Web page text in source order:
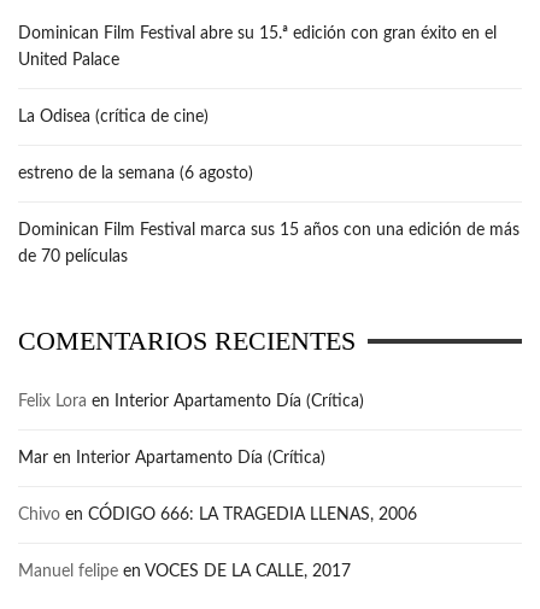
Dominican Film Festival abre su 15.ª edición con gran éxito en el
United Palace
La Odisea (crítica de cine)
estreno de la semana (6 agosto)
Dominican Film Festival marca sus 15 años con una edición de más
de 70 películas
COMENTARIOS RECIENTES
Felix Lora en Interior Apartamento Día (Crítica)
Mar en Interior Apartamento Día (Crítica)
Chivo en CÓDIGO 666: LA TRAGEDIA LLENAS, 2006
Manuel felipe en VOCES DE LA CALLE, 2017